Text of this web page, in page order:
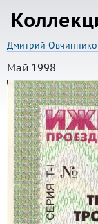
Дмитрий
Май 1998